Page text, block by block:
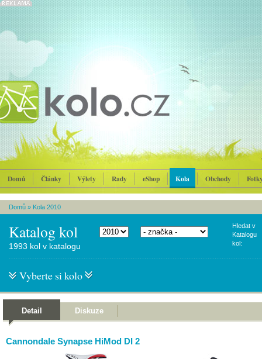
Domů Články Výlety Rady eShop Kola Obchody
Domů » Kola 2010
Katalog kol
Hledat v
Katalogu
kol:
1993 kol v katalogu
Vyberte si kolo
Detail Diskuze
Cannondale Synapse HiMod DI 2